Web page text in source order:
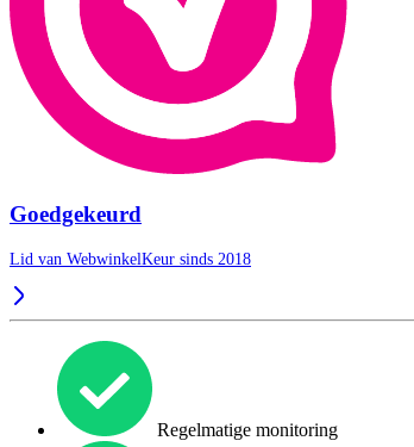
Goedgekeurd
Lid van WebwinkelKeur sinds 2018
Regelmatige monitoring